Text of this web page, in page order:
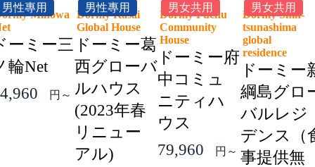
男性專用
Minowa
ーミー三
輪Net
円～
男性專用
Dormy Kasai
Global House
ドーミー葛
西グローバ
ルハウス
(2023年春
リニュー
アル)
男女共用
Dormy Fuchu
Community
House
ドーミー府
中コミュ
ニティハ
ウス
79,960
円～
男女共用
Dormy Shin-
tsunashima
global
residence
ドーミー
綱島グロ
バルレジ
デンス（
事提供無